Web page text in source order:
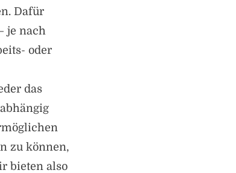
Dafür
je nach
oder
das
zu können,
bieten also